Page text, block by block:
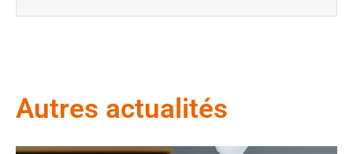
Autres actualités